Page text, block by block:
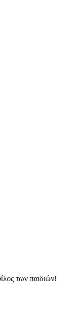
των παιδιών!